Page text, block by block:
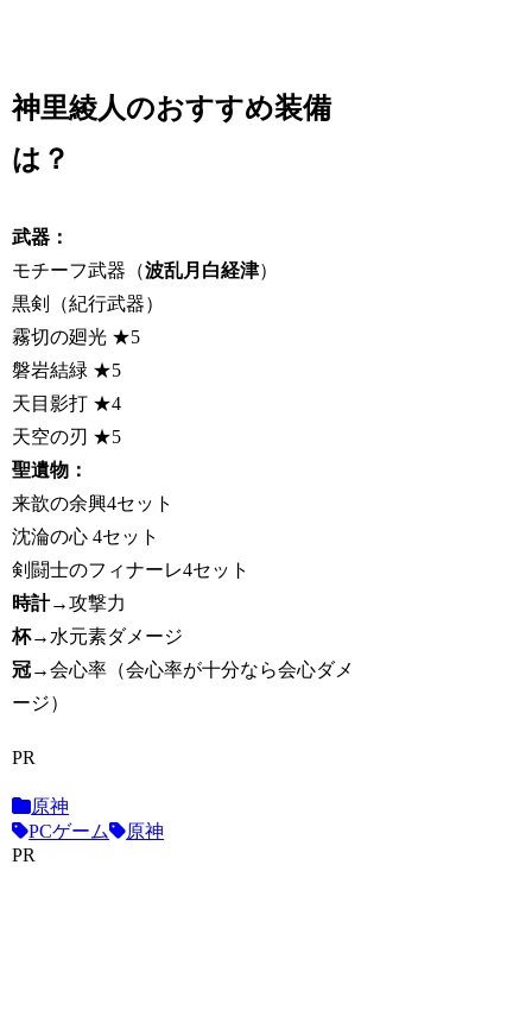
神里綾人のおすすめ装備
は？
武器：
モチーフ武器（波乱月白経津）
黒剣（紀行武器）
霧切の廻光 ★5
磐岩結緑 ★5
天目影打 ★4
天空の刃 ★5
聖遺物：
来歆の余興4セット
沈淪の心 4セット
剣闘士のフィナーレ4セット
時計→攻撃力
杯→水元素ダメージ
冠→会心率（会心率が十分なら会心ダメ
ージ）
PR
原神
PCゲーム
原神
PR